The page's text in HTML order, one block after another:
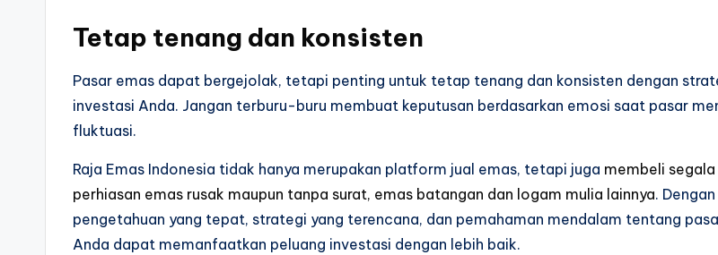
Tetap tenang dan konsisten
Pasar emas dapat bergejolak, tetapi penting untuk tetap tenang dan konsisten dengan
investasi Anda. Jangan terburu-buru membuat keputusan berdasarkan emosi saat pasar
fluktuasi.
Raja Emas Indonesia tidak hanya merupakan platform jual emas, tetapi juga membeli segala
perhiasan emas rusak maupun tanpa surat, emas batangan dan logam mulia lainnya. Dengan
pengetahuan yang tepat, strategi yang terencana, dan pemahaman mendalam tentang
Anda dapat memanfaatkan peluang investasi dengan lebih baik.